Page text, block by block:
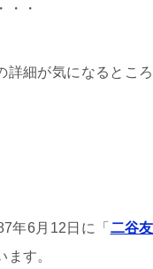
・・
詳細が気になるところ
年6月12日に「 二谷
ます。